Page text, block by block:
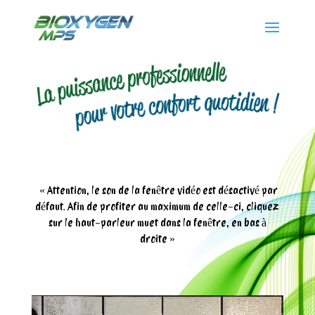
« Attention, le son de la fenêtre vidéo est désactivé par
défaut. Afin de profiter au maximum de celle-ci, cliquez
sur le haut-parleur muet dans la fenêtre, en bas à
droite »